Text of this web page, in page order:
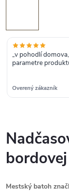
„v pohodlí
parametre
Overený zákazník
Mestský batoh